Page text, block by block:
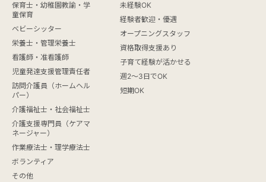
保育士・幼稚園教諭・学
童保育
ベビーシッター
栄養士・管理栄養士
看護師・准看護師
児童発達支援管理責任者
訪問介護員（ホームヘル
パー）
介護福祉士・社会福祉士
介護支援専門員（ケアマ
ネージャー）
作業療法士・理学療法士
ボランティア
その他
未経験OK
経験者歓迎・優遇
オープニングスタッフ
資格取得支援あり
子育て経験が活かせる
週2～3日でOK
短期OK